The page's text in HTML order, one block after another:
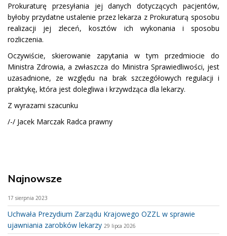
Prokuraturę przesyłania jej danych dotyczących pacjentów,
byłoby przydatne ustalenie przez lekarza z Prokuraturą sposobu
realizacji jej zleceń, kosztów ich wykonania i sposobu
rozliczenia.
Oczywiście, skierowanie zapytania w tym przedmiocie do
Ministra Zdrowia, a zwłaszcza do Ministra Sprawiedliwości, jest
uzasadnione, ze względu na brak szczegółowych regulacji i
praktykę, która jest dolegliwa i krzywdząca dla lekarzy.
Z wyrazami szacunku
/-/ Jacek Marczak Radca prawny
Najnowsze
17 sierpnia 2023
Uchwała Prezydium Zarządu Krajowego OZZL w sprawie
ujawniania zarobków lekarzy 29 lipca 2026